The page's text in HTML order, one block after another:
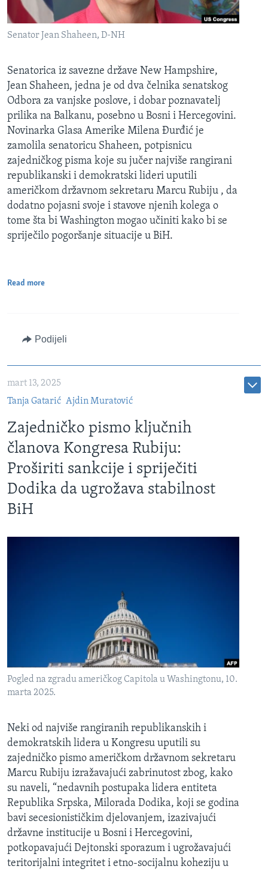
Senator Jean Shaheen, D-NH
Senatorica iz savezne države New Hampshire,
Jean Shaheen, jedna je od dva čelnika senatskog
Odbora za vanjske poslove, i dobar poznavatelj
prilika na Balkanu, posebno u Bosni i Hercegovini.
Novinarka Glasa Amerike Milena Đurđić je
zamolila senatoricu Shaheen, potpisnicu
zajedničkog pisma koje su jučer najviše rangirani
republikanski i demokratski lideri uputili
američkom državnom sekretaru Marcu Rubiju , da
dodatno pojasni svoje i stavove njenih kolega o
tome šta bi Washington mogao učiniti kako bi se
spriječilo pogoršanje situacije u BiH.
Read more
Podijeli
mart 13, 2025
Tanja Gatarić Ajdin Muratović
Zajedničko pismo ključnih
članova Kongresa Rubiju:
Proširiti sankcije i spriječiti
Dodika da ugrožava stabilnost
BiH
Pogled na zgradu američkog Capitola u Washingtonu, 10.
marta 2025.
Neki od najviše rangiranih republikanskih i
demokratskih lidera u Kongresu uputili su
zajedničko pismo američkom državnom sekretaru
Marcu Rubiju izražavajući zabrinutost zbog, kako
su naveli, “nedavnih postupaka lidera entiteta
Republika Srpska, Milorada Dodika, koji se godina
bavi secesionističkim djelovanjem, izazivajući
državne institucije u Bosni i Hercegovini,
potkopavajući Dejtonski sporazum i ugrožavajući
teritorijalni integritet i etno-socijalnu koheziju u